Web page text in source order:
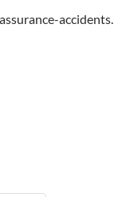
accidents.